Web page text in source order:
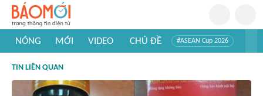
NÓNG MỚI VIDEO CHỦ ĐỀ #ASEAN Cup 2026
#Khám phá thế giới
TIN LIÊN QUAN